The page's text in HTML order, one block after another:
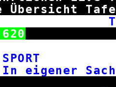
Übersicht
620
SPORT